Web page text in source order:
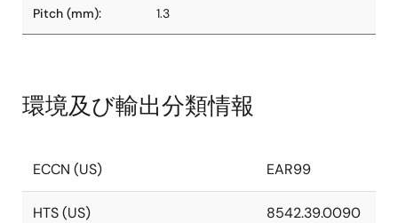
Pitch (mm): 1.3
環境及び輸出分類情報
ECCN (US) EAR99
HTS (US) 8542.39.0090